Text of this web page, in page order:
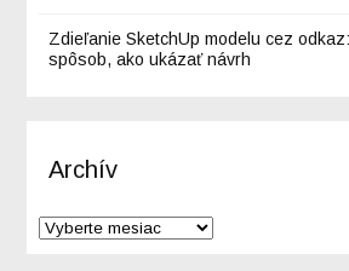
Zdieľanie SketchUp modelu cez
spôsob, ako ukázať návrh
Archív